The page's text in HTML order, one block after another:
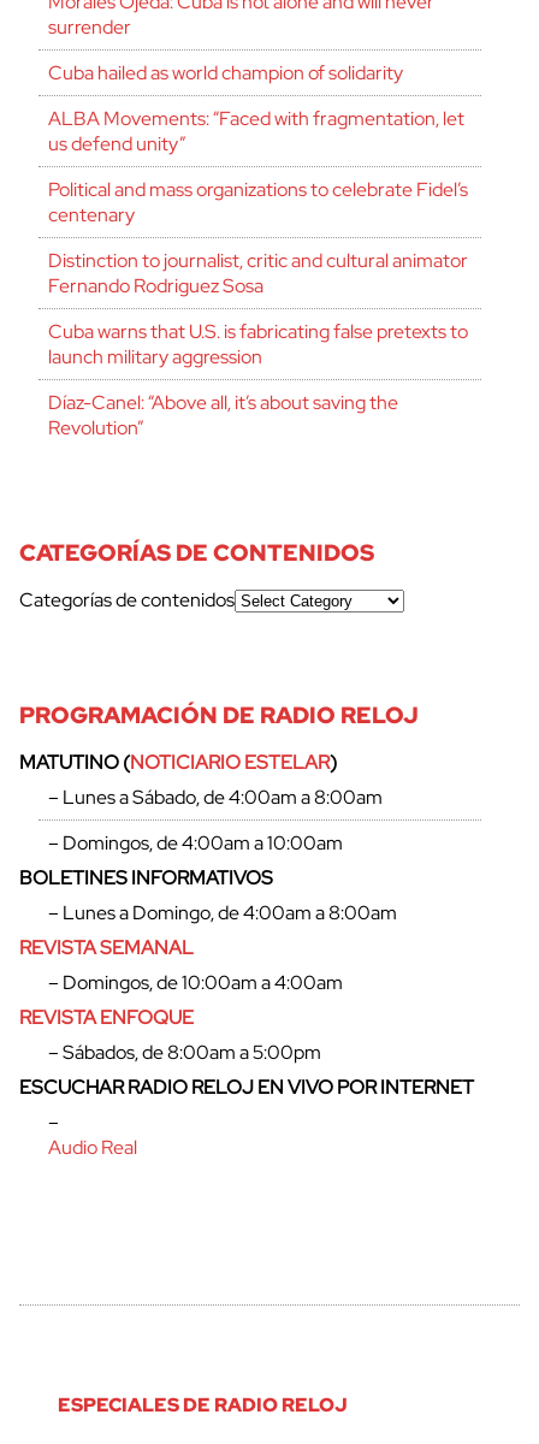
surrender
Cuba hailed as world champion of solidarity
ALBA Movements: “Faced with fragmentation, let
us defend unity”
Political and mass organizations to celebrate Fidel’s
centenary
Distinction to journalist, critic and cultural animator
Fernando Rodriguez Sosa
Cuba warns that U.S. is fabricating false pretexts to
launch military aggression
Díaz-Canel: “Above all, it’s about saving the
Revolution”
CATEGORÍAS DE CONTENIDOS
Categorías de contenidos
PROGRAMACIÓN DE RADIO RELOJ
MATUTINO (NOTICIARIO ESTELAR)
– Lunes a Sábado, de 4:00am a 8:00am
– Domingos, de 4:00am a 10:00am
BOLETINES INFORMATIVOS
– Lunes a Domingo, de 4:00am a 8:00am
REVISTA SEMANAL
– Domingos, de 10:00am a 4:00am
REVISTA ENFOQUE
– Sábados, de 8:00am a 5:00pm
ESCUCHAR RADIO RELOJ EN VIVO POR INTERNET
–
Audio Real
ESPECIALES DE RADIO RELOJ